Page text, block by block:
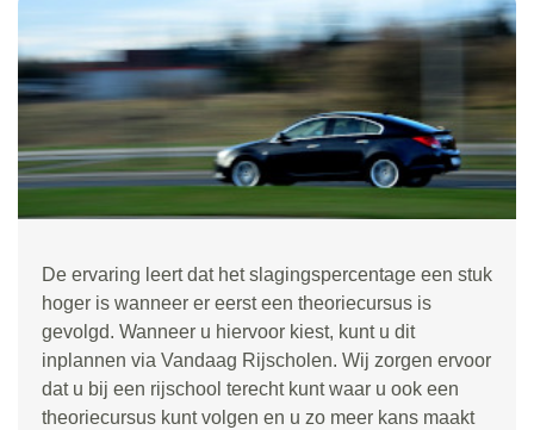
De ervaring leert dat het slagingspercentage een stuk
hoger is wanneer er eerst een theoriecursus is
gevolgd. Wanneer u hiervoor kiest, kunt u dit
inplannen via Vandaag Rijscholen. Wij zorgen ervoor
dat u bij een rijschool terecht kunt waar u ook een
theoriecursus kunt volgen en u zo meer kans maakt